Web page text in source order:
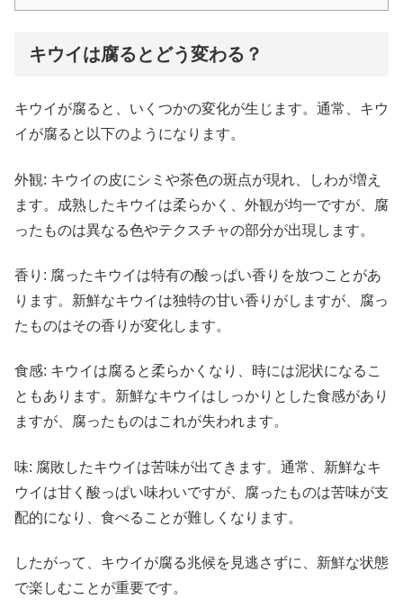
キウイは腐るとどう変わる？
キウイが腐ると、いくつかの変化が生じます。通常、キウ
イが腐ると以下のようになります。
外観: キウイの皮にシミや茶色の斑点が現れ、しわが増え
ます。成熟したキウイは柔らかく、外観が均一ですが、腐
ったものは異なる色やテクスチャの部分が出現します。
香り: 腐ったキウイは特有の酸っぱい香りを放つことがあ
ります。新鮮なキウイは独特の甘い香りがしますが、腐っ
たものはその香りが変化します。
食感: キウイは腐ると柔らかくなり、時には泥状になるこ
ともあります。新鮮なキウイはしっかりとした食感があり
ますが、腐ったものはこれが失われます。
味: 腐敗したキウイは苦味が出てきます。通常、新鮮なキ
ウイは甘く酸っぱい味わいですが、腐ったものは苦味が支
配的になり、食べることが難しくなります。
したがって、キウイが腐る兆候を見逃さずに、新鮮な状態
で楽しむことが重要です。